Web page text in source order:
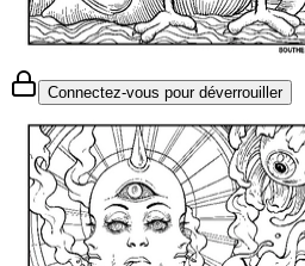
Connectez-vous pour déverrouiller